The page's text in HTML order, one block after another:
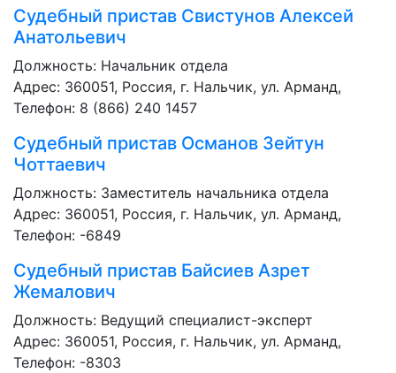
Судебный пристав Свистунов Алексей
Анатольевич
Должность: Начальник отдела
Адрес: 360051, Россия, г. Нальчик, ул. Арманд,
Телефон: 8 (866) 240 1457
Судебный пристав Османов Зейтун
Чоттаевич
Должность: Заместитель начальника отдела
Адрес: 360051, Россия, г. Нальчик, ул. Арманд,
Телефон: -6849
Судебный пристав Байсиев Азрет
Жемалович
Должность: Ведущий специалист-эксперт
Адрес: 360051, Россия, г. Нальчик, ул. Арманд,
Телефон: -8303